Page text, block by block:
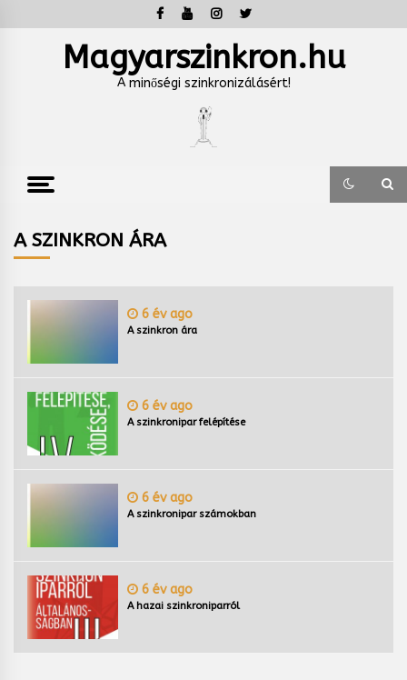
to
Magyarszinkron.hu
A minőségi szinkronizálásért!
A SZINKRON ÁRA
6 év ago
A szinkron ára
6 év ago
A szinkronipar felépítése
6 év ago
A szinkronipar számokban
6 év ago
A hazai szinkroniparról